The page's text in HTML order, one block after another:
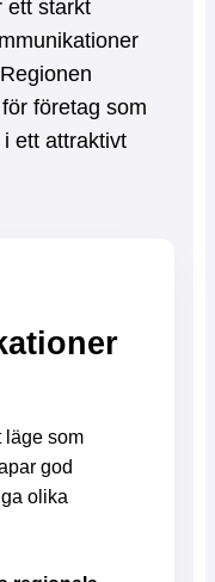
ett starkt
företag som
ett attraktivt
läge som
god
olika